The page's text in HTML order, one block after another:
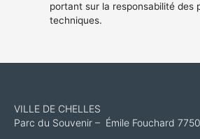
portant sur la responsabilité des
techniques.
VILLE DE CHELLES
Parc du Souvenir – Émile Fouchard